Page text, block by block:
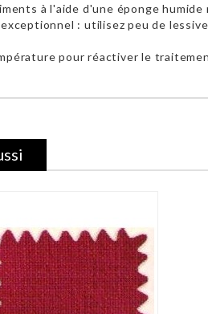
à l'aide d'une éponge humide
: utilisez peu de
pour réactiver le